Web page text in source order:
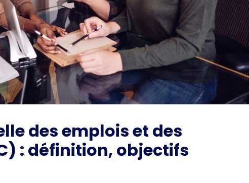
des emplois et des
: définition, objectifs